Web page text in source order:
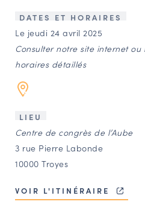
CONTACT
Agenda
Annuaire
Ressources
OFFRES D’EMPLOI
OUTILS EN LIGNE
DATES ET HORAIRES
Le jeudi 24 avril 2025
Consulter notre site internet
horaires détaillés
LIEU
Centre de congrès de l’Aube
3 rue Pierre Labonde
10000 Troyes
VOIR L'ITINÉRAIRE